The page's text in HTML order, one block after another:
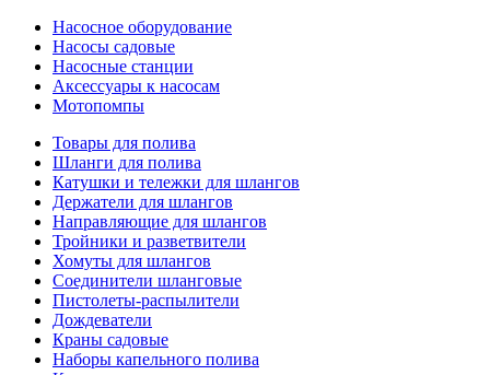
Насосное оборудование
Насосы садовые
Насосные станции
Аксессуары к насосам
Мотопомпы
Товары для полива
Шланги для полива
Катушки и тележки для шлангов
Держатели для шлангов
Направляющие для шлангов
Тройники и разветвители
Хомуты для шлангов
Соединители шланговые
Пистолеты-распылители
Дождеватели
Краны садовые
Наборы капельного полива